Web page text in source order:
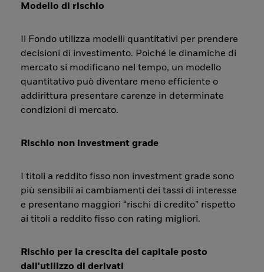
Modello di rischio
Il Fondo utilizza modelli quantitativi per prendere
decisioni di investimento. Poiché le dinamiche di
mercato si modificano nel tempo, un modello
quantitativo può diventare meno efficiente o
addirittura presentare carenze in determinate
condizioni di mercato.
Rischio non investment grade
I titoli a reddito fisso non investment grade sono
più sensibili ai cambiamenti dei tassi di interesse
e presentano maggiori “rischi di credito” rispetto
ai titoli a reddito fisso con rating migliori.
Rischio per la crescita del capitale posto
dall'utilizzo di derivati